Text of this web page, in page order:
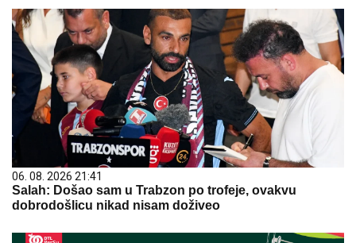
06. 08. 2026 21:41
Salah: Došao sam u Trabzon po trofeje, ovakvu
dobrodošlicu nikad nisam doživeo